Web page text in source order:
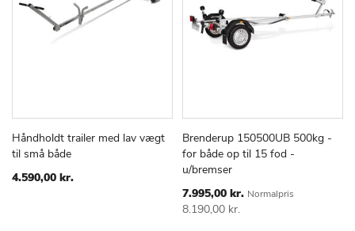
Læg i kurv
TILFØJ
SAMMENLIGN
Håndholdt trailer med lav vægt
til små både
4.590,00 kr.
Læg i kurv
TILFØJ
TIL
LISTE
Brenderup 150500UB 500kg -
for både op til 15 fod -
u/bremser
Special
Price
7.995,00 kr. Normalpris
8.190,00 kr.